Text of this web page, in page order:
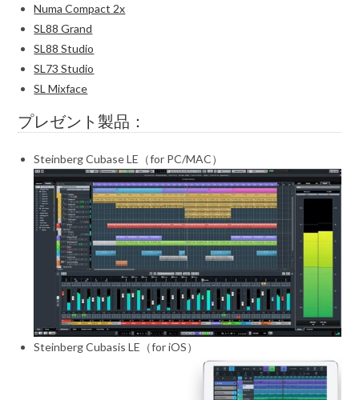
Numa Compact 2x
SL88 Grand
SL88 Studio
SL73 Studio
SL Mixface
プレゼント製品：
Steinberg Cubase LE（for PC/MAC）
Steinberg Cubasis LE（for iOS）